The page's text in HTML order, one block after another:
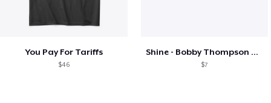
You Pay For Tariffs
$46
Shine - Bobby Thompson Band Merch
$7